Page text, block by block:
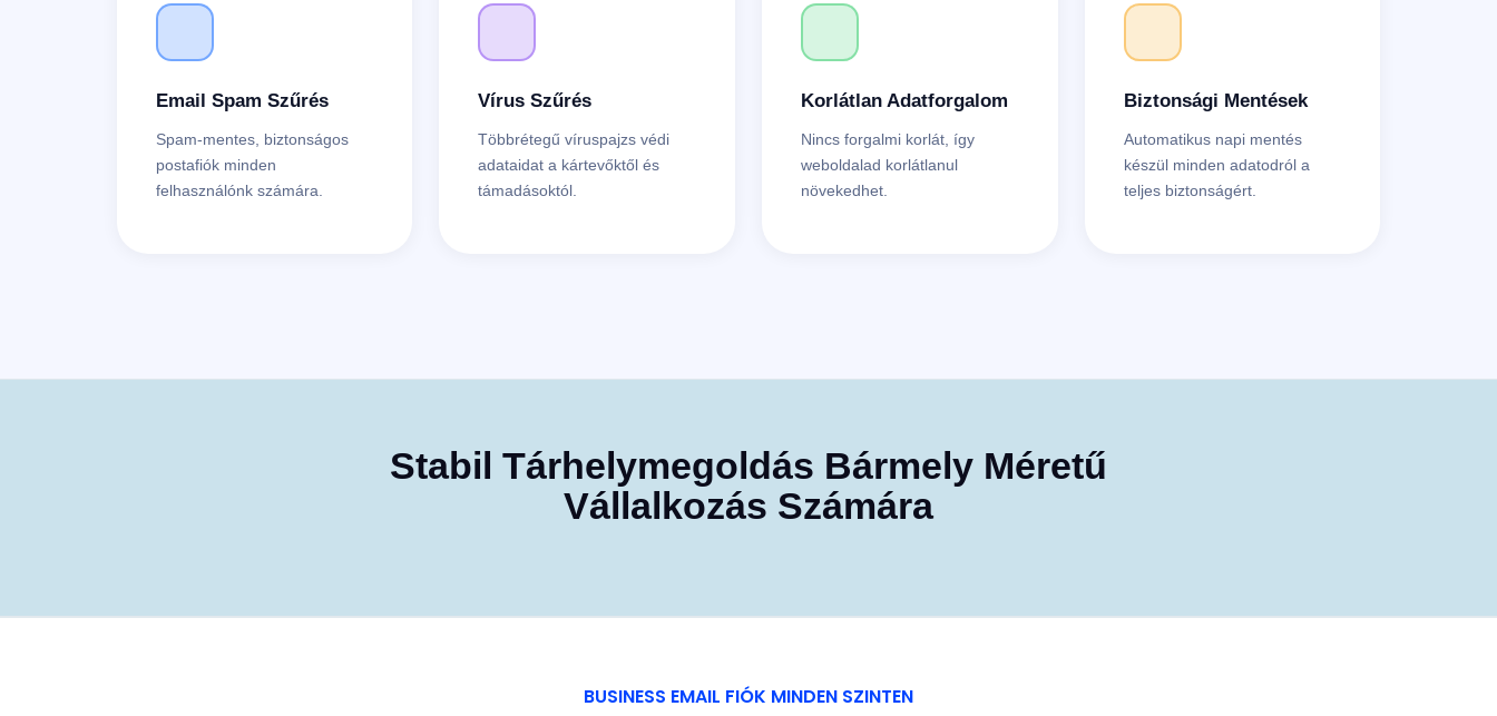
Email Spam Szűrés
Spam-mentes, biztonságos
postafiók minden
felhasználónk számára.
Vírus Szűrés
Többrétegű víruspajzs védi
adataidat a kártevőktől és
támadásoktól.
Korlátlan Adatforgalom
Nincs forgalmi korlát, így
weboldalad korlátlanul
növekedhet.
Biztonsági Mentések
Automatikus napi mentés
készül minden adatodról a
teljes biztonságért.
Stabil Tárhelymegoldás Bármely Méretű
Vállalkozás Számára
BUSINESS EMAIL FIÓK MINDEN SZINTEN